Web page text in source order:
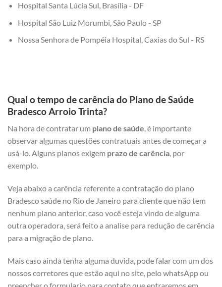
Hospital Santa Lúcia Sul, Brasília - DF
Hospital São Luiz Morumbi, São Paulo - SP
Nossa Senhora de Pompéia Hospital, Caxias do Sul - RS
Qual o tempo de carência do Plano de Saúde
Bradesco Arroio Trinta?
Na hora de contratar um plano de saúde, é importante
observar algumas questões contratuais antes de começar a
usá-lo. Alguns planos exigem prazo de carência, por
exemplo.
Veja abaixo a carência referente a contratação do plano
Bradesco saúde no Rio de Janeiro para cliente que não tem
nenhum plano anterior, caso você esteja vindo de alguma
outra operadora, será feito a analise para redução de carência
para a migração de plano.
Mais caso ainda tenha alguma duvida, pode falar com um dos
nossos corretores que estão aqui no site, pelo whatsApp ou